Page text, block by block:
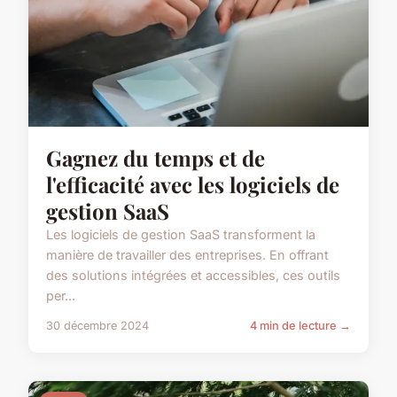
Gagnez du temps et de
l'efficacité avec les logiciels de
gestion SaaS
Les logiciels de gestion SaaS transforment la
manière de travailler des entreprises. En offrant
des solutions intégrées et accessibles, ces outils
per...
30 décembre 2024 4 min de lecture →